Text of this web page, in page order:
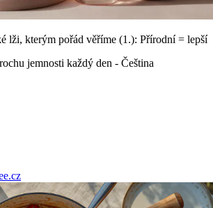
lži, kterým pořád věříme (1.): Přírodní = lepší
jemnosti každý den - Čeština